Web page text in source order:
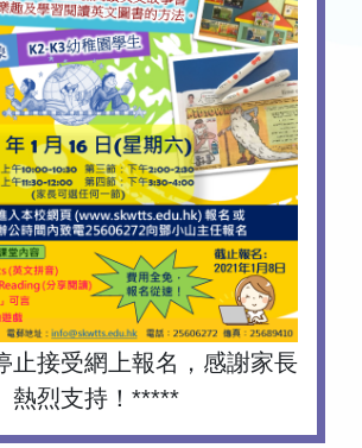
止接受網上報名，感謝家長
熱烈支持！*****